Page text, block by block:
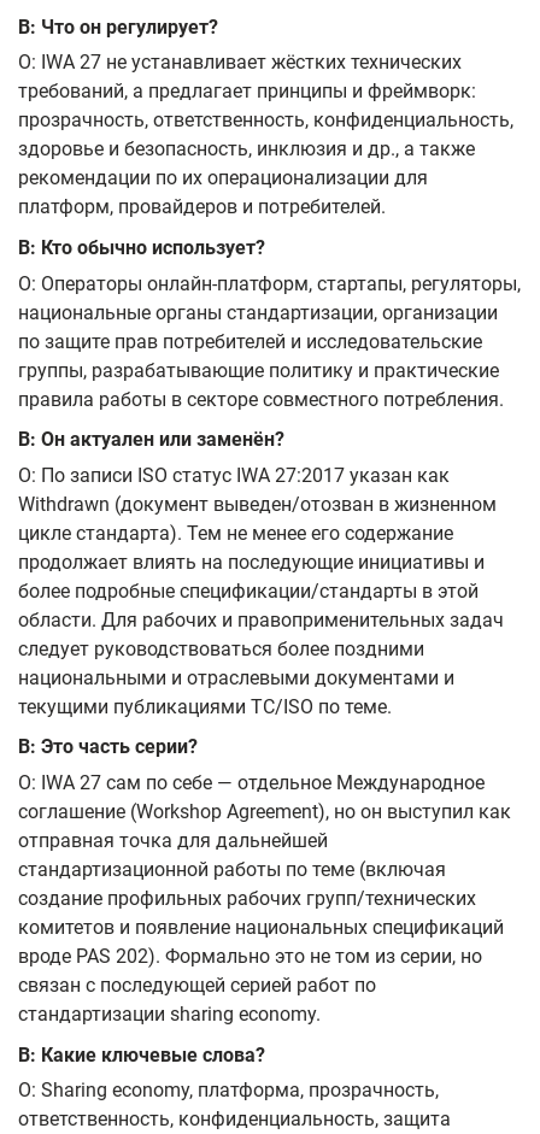
В: Что он регулирует?
О: IWA 27 не устанавливает жёстких технических
требований, а предлагает принципы и фреймворк:
прозрачность, ответственность, конфиденциальность,
здоровье и безопасность, инклюзия и др., а также
рекомендации по их операционализации для
платформ, провайдеров и потребителей.
В: Кто обычно использует?
О: Операторы онлайн‑платформ, стартапы, регуляторы,
национальные органы стандартизации, организации
по защите прав потребителей и исследовательские
группы, разрабатывающие политику и практические
правила работы в секторе совместного потребления.
В: Он актуален или заменён?
О: По записи ISO статус IWA 27:2017 указан как
Withdrawn (документ выведен/отозван в жизненном
цикле стандарта). Тем не менее его содержание
продолжает влиять на последующие инициативы и
более подробные спецификации/стандарты в этой
области. Для рабочих и правоприменительных задач
следует руководствоваться более поздними
национальными и отраслевыми документами и
текущими публикациями TC/ISO по теме.
В: Это часть серии?
О: IWA 27 сам по себе — отдельное Международное
соглашение (Workshop Agreement), но он выступил как
отправная точка для дальнейшей
стандартизационной работы по теме (включая
создание профильных рабочих групп/технических
комитетов и появление национальных спецификаций
вроде PAS 202). Формально это не том из серии, но
связан с последующей серией работ по
стандартизации sharing economy.
В: Какие ключевые слова?
О: Sharing economy, платформа, прозрачность,
ответственность, конфиденциальность, защита